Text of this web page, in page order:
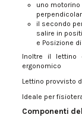
uno
il secondo
salire in
e Posizione
Inoltre il lettino
ergonomico
Lettino provvisto
Ideale per
Componenti